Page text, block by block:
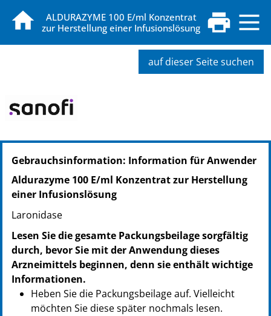
ALDURAZYME 100 E/ml Konzentrat
zur Herstellung einer Infusionslösung
auf dieser Seite suchen
PZN: 00532702
PPN: 110053270276
NTIN: 04150005327025
PZN: 00532719
NTIN: 04150005327193
Gebrauchsinformation: Information für Anwender
Aldurazyme 100 E/ml Konzentrat zur Herstellung
einer Infusionslösung
Laronidase
Lesen Sie die gesamte Packungsbeilage sorgfältig
durch, bevor Sie mit der Anwendung dieses
Arzneimittels beginnen, denn sie enthält wichtige
Informationen.
Heben Sie die Packungsbeilage auf. Vielleicht
möchten Sie diese später nochmals lesen.